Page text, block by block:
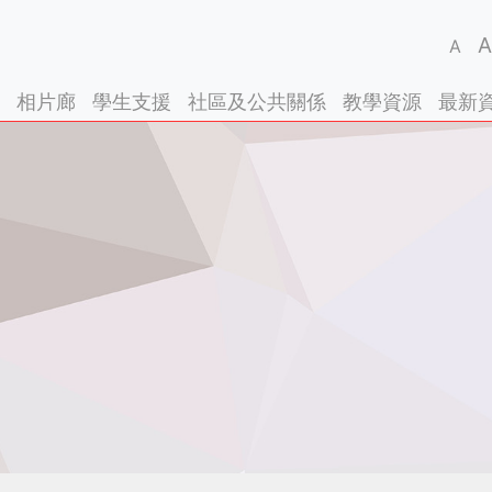
A A
相片廊 學生支援 社區及公共關係 教學資源 最新